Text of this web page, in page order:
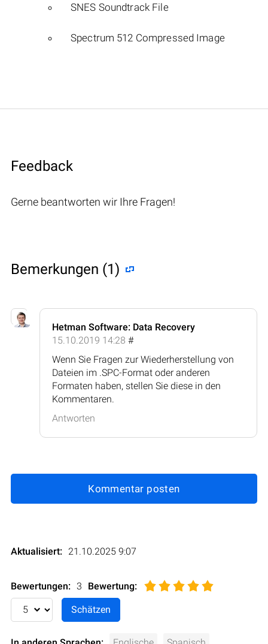
SNES Soundtrack File
Spectrum 512 Compressed Image
Feedback
Gerne beantworten wir Ihre Fragen!
Bemerkungen (1)
Hetman Software: Data Recovery
15.10.2019 14:28 #
Wenn Sie Fragen zur Wiederherstellung von
Dateien im .SPC-Format oder anderen
Formaten haben, stellen Sie diese in den
Kommentaren.
Antworten
Kommentar posten
Aktualisiert: 21.10.2025 9:07
Bewertungen: 3 Bewertung: